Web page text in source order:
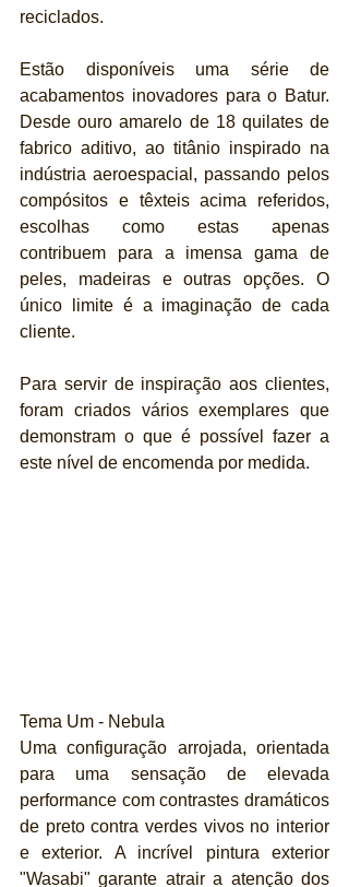
reciclados.
Estão disponíveis uma série de
acabamentos inovadores para o Batur.
Desde ouro amarelo de 18 quilates de
fabrico aditivo, ao titânio inspirado na
indústria aeroespacial, passando pelos
compósitos e têxteis acima referidos,
escolhas como estas apenas
contribuem para a imensa gama de
peles, madeiras e outras opções. O
único limite é a imaginação de cada
cliente.
Para servir de inspiração aos clientes,
foram criados vários exemplares que
demonstram o que é possível fazer a
este nível de encomenda por medida.
Tema Um - Nebula
Uma configuração arrojada, orientada
para uma sensação de elevada
performance com contrastes dramáticos
de preto contra verdes vivos no interior
e exterior. A incrível pintura exterior
"Wasabi" garante atrair a atenção dos